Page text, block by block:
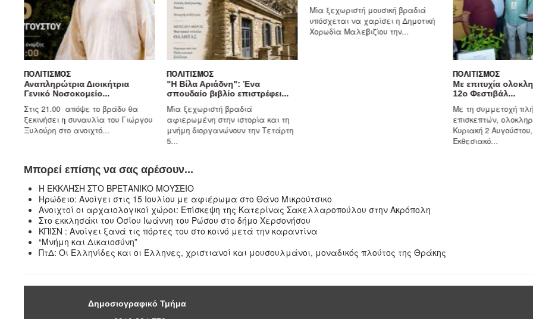
ΠΟΛΙΤΙΣΜΌΣ
Αναπληρώτρια Διοικήτρια
Γενικό Νοσοκομείο...
Στις 21.00 απόψε το βράδυ θα
ξεκινήσει η συναυλία του Γιώργου
Ξυλούρη στο ανοιχτό...
ΠΟΛΙΤΙΣΜΌΣ
"Η Βίλα Αριάδνη": Ένα
σπουδαίο βιβλίο επιστρέφει...
Μία ξεχωριστή βραδιά
αφιερωμένη στην ιστορία και τη
μνήμη διοργανώνουν την Τετάρτη
5...
Μία ξεχωριστή μουσική βραδιά
υπόσχεται να χαρίσει η Δημοτική
Χορωδία Μαλεβιζίου την...
ΠΟΛΙΤΙΣΜΌΣ
Με επιτυχία
12ο Φεστιβάλ...
Με τη συμμετοχή
επισκεπτών,
Κυριακή 2
Εκθεσιακό...
Μπορεί επίσης να σας αρέσουν...
Η ΕΚΚΛΗΣΗ ΣΤΟ ΒΡΕΤΑΝΙΚΟ ΜΟΥΣΕΙΟ
Ηρώδειο: Ανοίγει στις 15 Ιουλίου με αφιέρωμα στο Θάνο Μικρούτσικο
Ανοιχτοί οι αρχαιολογικοί χώροι: Επίσκεψη της Κατερίνας Σακελλαροπούλου στην Ακρόπολη
Στο εκκλησάκι του Οσίου Ιωάννη του Ρώσου στο δήμο Χερσονήσου
ΚΠΙΣΝ : Ανοίγει ξανά τις πόρτες του στο κοινό μετά την καραντίνα
“Μνήμη και Δικαιοσύνη”
ΠτΔ: Οι Ελληνίδες και οι Έλληνες, χριστιανοί και μουσουλμάνοι, μοναδικός πλούτος της Θράκης
Δημοσιογραφικό Τμήμα